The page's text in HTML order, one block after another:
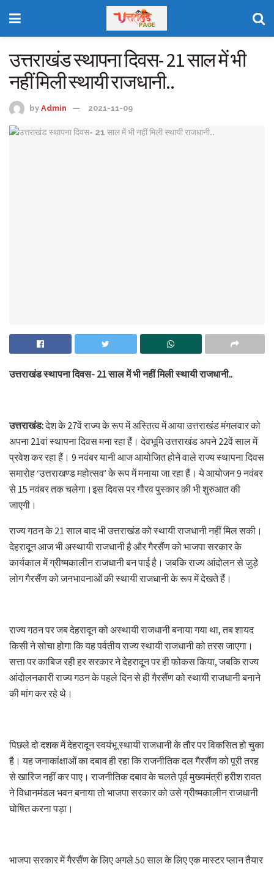
उत्तराखंड स्थापना दिवस- 21 साल में भी
नहीं मिली स्थायी राजधानी..
by Admin 2021-11-09
उत्तराखंड स्थापना दिवस- 21 साल में भी नहीं मिली स्थायी राजधानी..
उत्तराखंड:देश के 27वें राज्य के रूप में अस्तित्व में आया उत्तराखंड मंगलवार को
अपना 21वां स्थापना दिवस मना रहा हैं। देवभूमि उत्तराखंड अपने 22वें साल में
प्रवेश कर रहा हैं। 9 नवंबर यानी आज आयोजित होने वाले राज्य स्थापना दिवस
समारोह ‘उत्तराखण्ड महोत्सव’ के रूप में मनाया जा रहा हैं। ये आयोजन 9 नवंबर
से 15 नवंबर तक चलेगा।इस दिवस पर गौरव पुस्कार की भी शुरुआत की
जाएगी।
राज्य गठन के 21 साल बाद भी उत्तराखंड को स्थायी राजधानी नहीं मिल सकी।
देहरादून आज भी अस्थायी राजधानी है और गैरसैंण को भाजपा सरकार के
कार्यकाल में ग्रीष्मकालीन राजधानी बन पाई है। जबकि राज्य आंदोलन से जुड़े
लोग गैरसैंण को जनभावनाओं की स्थायी राजधानी के रूप में देखते हैं।
राज्य गठन पर जब देहरादून को अस्थायी राजधानी बनाया गया था, तब शायद
किसी ने सोचा होगा कि यह पर्वतीय राज्य स्थायी राजधानी को तरस जाएगा।
सत्ता पर काबिज रही हर सरकार ने देहरादून पर ही फोकस किया, जबकि राज्य
आंदोलनकारी राज्य गठन के पहले दिन से ही गैरसैंण को स्थायी राजधानी बनाने
की मांग कर रहे थे।
पिछले दो दशक में देहरादून स्वयंभू स्थायी राजधानी के तौर पर विकसित हो चुका
है। यह जनाकांक्षाओं का दबाव ही रहा कि राजनीतिक दल गैरसैंण को पूरी तरह
से खारिज नहीं कर पाए। राजनीतिक दबाव के चलते पूर्व मुख्यमंत्री हरीश रावत
ने विधानमंडल भवन बनाया तो भाजपा सरकार को उसे ग्रीष्मकालीन राजधानी
घोषित करना पड़ा।
भाजपा सरकार में गैरसैंण के लिए अगले 50 साल के लिए एक मास्टर प्लान तैयार